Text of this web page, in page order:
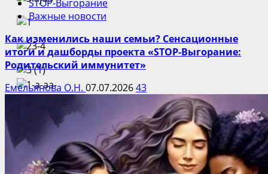
STOP-Выгорание
Важные новости
Как изменились наши семьи? Сенсационные
итоги и дашборды проекта «STOP-Выгорание:
Родительский иммунитет»
Емельянова О.Н. 07.07.202643